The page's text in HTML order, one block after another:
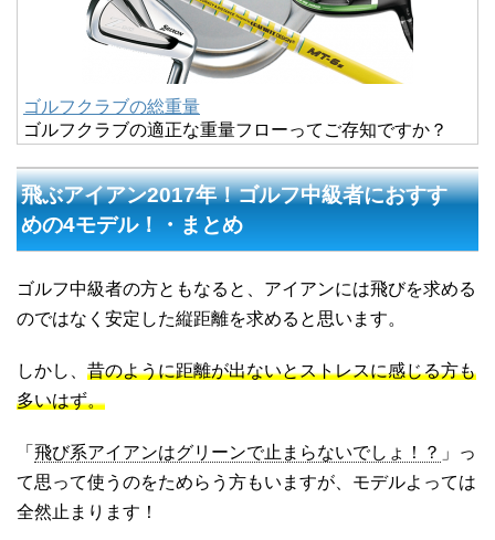
ゴルフクラブの総重量
ゴルフクラブの適正な重量フローってご存知ですか？
飛ぶアイアン2017年！ゴルフ中級者におすす
めの4モデル！・まとめ
ゴルフ中級者の方ともなると、アイアンには飛びを求める
のではなく安定した縦距離を求めると思います。
しかし、 昔のように距離が出ないとストレスに感じる方も
多いはず。
「 飛び系アイアンはグリーンで止まらないでしょ！？ 」っ
て思って使うのをためらう方もいますが、モデルよっては
全然止まります！